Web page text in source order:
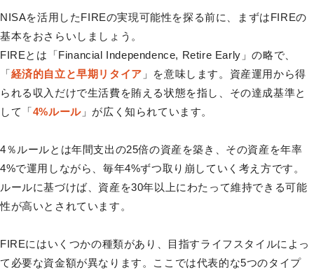
NISAを活用したFIREの実現可能性を探る前に、まずはFIREの
基本をおさらいしましょう。
FIREとは「Financial Independence, Retire Early」の略で、
「経済的自立と早期リタイア 」を意味します。資産運用から得
られる収入だけで生活費を賄える状態を指し、その達成基準と
して「4%ルール」が広く知られています。
4％ルールとは年間支出の25倍の資産を築き、その資産を年率
4%で運用しながら、毎年4%ずつ取り崩していく考え方です。
ルールに基づけば、資産を30年以上にわたって維持できる可能
性が高いとされています。
FIREにはいくつかの種類があり、目指すライフスタイルによっ
て必要な資金額が異なります。ここでは代表的な5つのタイプ